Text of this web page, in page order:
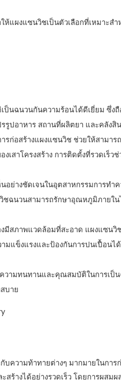
แผงแซนวิชเป็นตัวเลือกที่เหมาะสำ
นฉนวนกันความร้อนได้ดีเยี่ยม ซึ่งถื
ปอาหาร สถานที่ผลิตยา และคลังสิ
ก่อสร้างแผงแซนวิช ช่วยให้สามาร
สาโครงสร้าง การติดตั้งที่รวดเร็วช่
ย่างชัดเจนในอุตสาหกรรมการทำค
ฉนวนสามารถรักษาอุณหภูมิภายใ
มีสภาพแวดล้อมที่สะอาด แผงแซนวิ
มแข็งแรงและป้องกันการปนเปื้อนไ
วามทนทานและคุณสมบัติในการเป็
บาย
ความท้าทายต่างๆ มากมายในการ
ร้างได้อย่างรวดเร็ว โดยการผสมผ